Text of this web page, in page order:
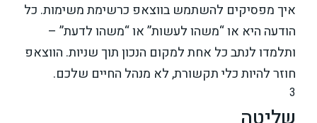
איך מפסיקים להשתמש בווצאפ כרשימת משימות. כל
הודעה היא או “משהו לעשות” או “משהו לדעת” –
ותלמדו לנתב כל אחת למקום הנכון תוך שניות. הווצאפ
חוזר להיות כלי תקשורת, לא מנהל החיים שלכם.
3